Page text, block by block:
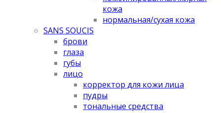
кожа
нормальная/cухая кожа
SANS SOUCIS
брови
глаза
губы
лицо
корректор для кожи лица
пудры
тональные средства